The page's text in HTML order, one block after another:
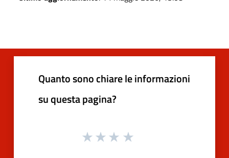
Quanto sono chiare le informazioni
su questa pagina?